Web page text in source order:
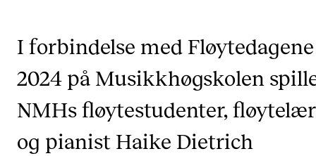
STUDENTLIV
Søknad og opptak
Fagmiljøer
I forbindelse med Fløytedagene
2024 på Musikkhøgskolen
NMHs fløytestudenter,
og pianist Haike Dietrich